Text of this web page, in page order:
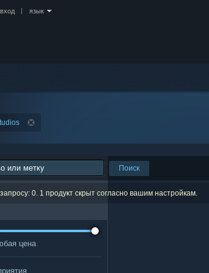
вход язык
Поиск
0. 1 продукт скрыт согласно вашим настройкам.
цена